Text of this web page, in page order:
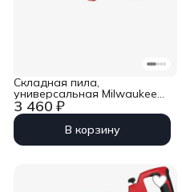
3 460 ₽
Складная пила,
универсальная Milwaukee
Sawzall 150 мм GEN II
В корзину